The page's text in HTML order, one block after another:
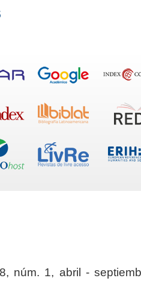
núm. 1, abril -